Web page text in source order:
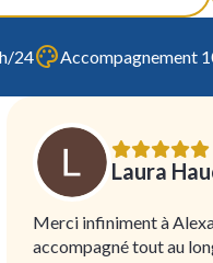
24 Accompagnement
Laura
Merci infiniment à
accompagné tout au